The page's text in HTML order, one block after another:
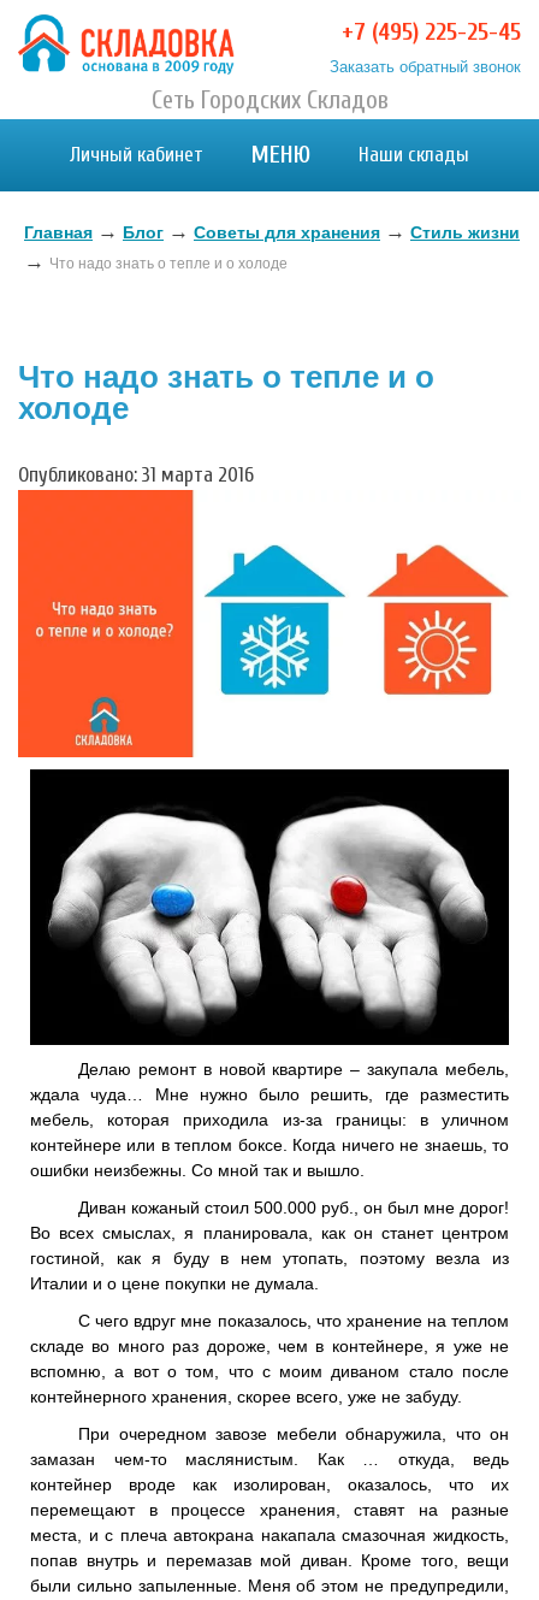
Хранение вещей в Москве и МО. Склад временного
Хранение вещей в Москве и МО. Склад временного хранения. Складовка
+7 (495) 225-25-45
Заказать обратный звонок
Сеть Городских Складов
Личный кабинет МЕНЮ Наши склады
Главная → Блог → Советы для хранения → Стиль жизни
→ Что надо знать о тепле и о холоде
Что надо знать о тепле и о
холоде
Опубликовано: 31 марта 2016
Делаю ремонт в новой квартире – закупала мебель,
ждала чуда… Мне нужно было решить, где разместить
мебель, которая приходила из-за границы: в уличном
контейнере или в теплом боксе. Когда ничего не знаешь, то
ошибки неизбежны. Со мной так и вышло.
Диван кожаный стоил 500.000 руб., он был мне дорог!
Во всех смыслах, я планировала, как он станет центром
гостиной, как я буду в нем утопать, поэтому везла из
Италии и о цене покупки не думала.
С чего вдруг мне показалось, что хранение на теплом
складе во много раз дороже, чем в контейнере, я уже не
вспомню, а вот о том, что с моим диваном стало после
контейнерного хранения, скорее всего, уже не забуду.
При очередном завозе мебели обнаружила, что он
замазан чем-то маслянистым. Как … откуда, ведь
контейнер вроде как изолирован, оказалось, что их
перемещают в процессе хранения, ставят на разные
места, и с плеча автокрана накапала смазочная жидкость,
попав внутрь и перемазав мой диван. Кроме того, вещи
были сильно запыленные. Меня об этом не предупредили,